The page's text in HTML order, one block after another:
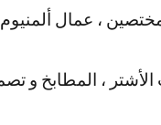
، عمال ألمنيوم
، المطابخ و